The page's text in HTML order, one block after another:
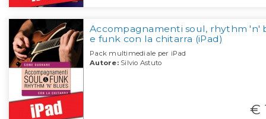
Accompagnamenti soul, rhythm 'n'
e funk con la chitarra (iPad)
Pack multimediale per iPad
Autore:Silvio Astuto
€